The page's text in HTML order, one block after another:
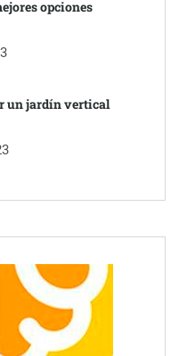
opciones
un jardín vertical